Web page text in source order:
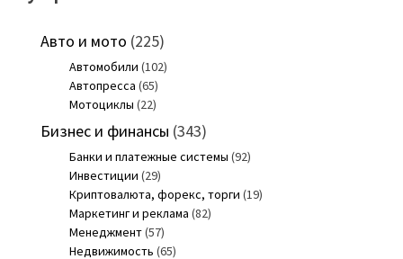
Авто и мото (225)
Автомобили (102)
Автопресса (65)
Мотоциклы (22)
Бизнес и финансы (343)
Банки и платежные системы (92)
Инвестиции (29)
Криптовалюта, форекс, торги (19)
Маркетинг и реклама (82)
Менеджмент(57)
Недвижимость (65)